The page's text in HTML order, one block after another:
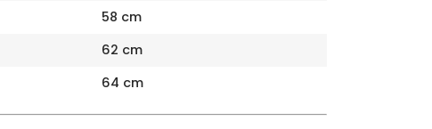
58 cm
62 cm
64 cm